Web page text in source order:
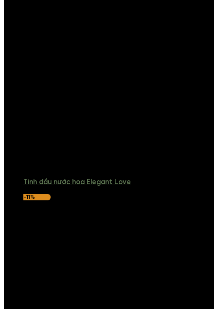
Tinh dầu nước hoa Elegant Love
-11%